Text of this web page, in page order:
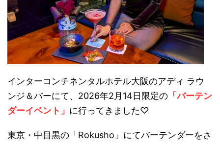
インターコンチネンタルホテル大阪のアディ ラウ
ンジ＆バーにて、2026年2月14日限定の 「バーテン
ダーイベント」 に行ってきました♡
東京・中目黒の「Rokusho」にてバーテンダーをさ